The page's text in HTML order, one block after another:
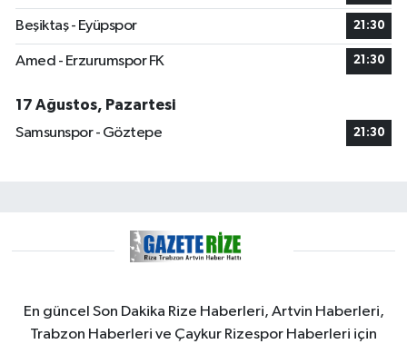
Beşiktaş - Eyüpspor 21:30
Amed - Erzurumspor FK 21:30
17 Ağustos, Pazartesi
Samsunspor - Göztepe
21:30
En güncel Son Dakika Rize Haberleri, Artvin Haberleri,
Trabzon Haberleri ve Çaykur Rizespor Haberleri için